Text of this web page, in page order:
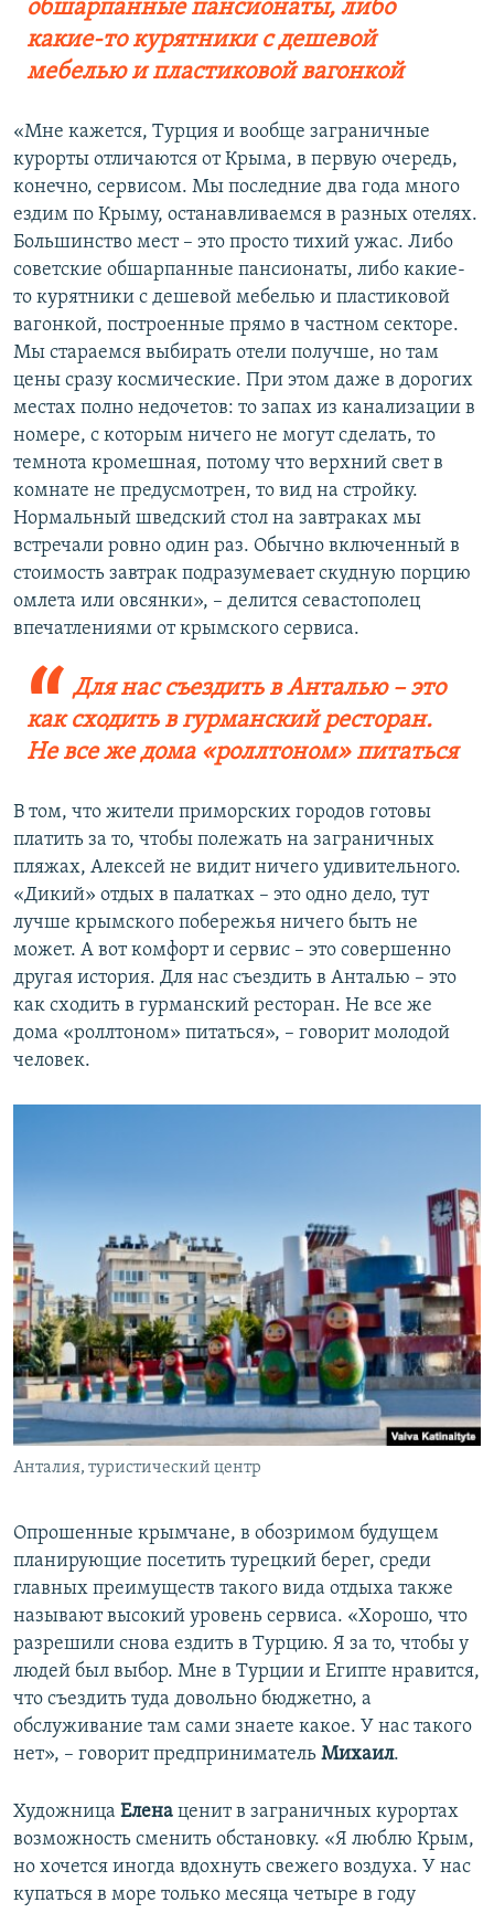
обшарпанные пансионаты, либо
какие-то курятники с дешевой
мебелью и пластиковой вагонкой
«Мне кажется, Турция и вообще заграничные
курорты отличаются от Крыма, в первую очередь,
конечно, сервисом. Мы последние два года много
ездим по Крыму, останавливаемся в разных отелях.
Большинство мест – это просто тихий ужас. Либо
советские обшарпанные пансионаты, либо какие-
то курятники с дешевой мебелью и пластиковой
вагонкой, построенные прямо в частном секторе.
Мы стараемся выбирать отели получше, но там
цены сразу космические. При этом даже в дорогих
местах полно недочетов: то запах из канализации в
номере, с которым ничего не могут сделать, то
темнота кромешная, потому что верхний свет в
комнате не предусмотрен, то вид на стройку.
Нормальный шведский стол на завтраках мы
встречали ровно один раз. Обычно включенный в
стоимость завтрак подразумевает скудную порцию
омлета или овсянки», – делится севастополец
впечатлениями от крымского сервиса.
Для нас съездить в Анталью – это
как сходить в гурманский ресторан.
Не все же дома «роллтоном» питаться
В том, что жители приморских городов готовы
платить за то, чтобы полежать на заграничных
пляжах, Алексей не видит ничего удивительного.
«Дикий» отдых в палатках – это одно дело, тут
лучше крымского побережья ничего быть не
может. А вот комфорт и сервис – это совершенно
другая история. Для нас съездить в Анталью – это
как сходить в гурманский ресторан. Не все же
дома «роллтоном» питаться», – говорит молодой
человек.
Анталия, туристический центр
Опрошенные крымчане, в обозримом будущем
планирующие посетить турецкий берег, среди
главных преимуществ такого вида отдыха также
называют высокий уровень сервиса. «Хорошо, что
разрешили снова ездить в Турцию. Я за то, чтобы у
людей был выбор. Мне в Турции и Египте нравится,
что съездить туда довольно бюджетно, а
обслуживание там сами знаете какое. У нас такого
нет», – говорит предприниматель Михаил.
Художница Елена ценит в заграничных курортах
возможность сменить обстановку. «Я люблю Крым,
но хочется иногда вдохнуть свежего воздуха. У нас
купаться в море только месяца четыре в году